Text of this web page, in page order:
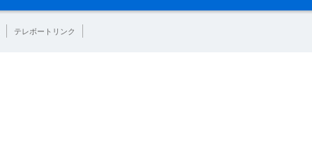
テレボートリンク